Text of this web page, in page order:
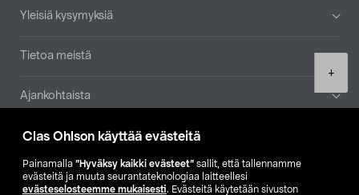
Clas Ohlson käyttää evästeitä
Painamalla ”Hyväksy kaikki evästeet” sallit, että tallennamme
evästeitä ja muuta seurantateknologiaa laitteellesi
evästeselosteemme mukaisesti. Evästeitä käytetään sivuston
+
Yleisiä kysymyksiä
Tietoa meistä
Ajankohtaista
Muut yrityksemme
Etsi myymälä